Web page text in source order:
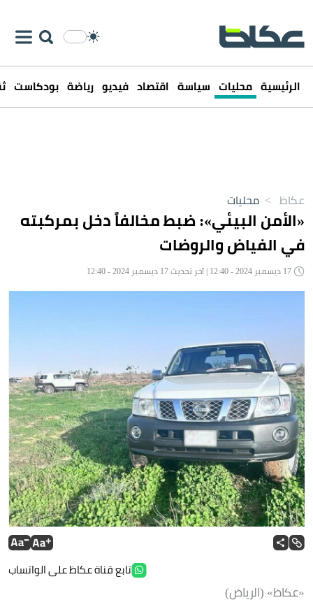
الرئيسية محليات سياسة اقتصاد فيديو رياضة بودكاست
عكاظ > محليات
«الأمن البيئي»: ضبط مخالفاً دخل بمركبته
في الفياض والروضات
تابع قناة عكاظ على الواتساب
«عكاظ» (الرياض)